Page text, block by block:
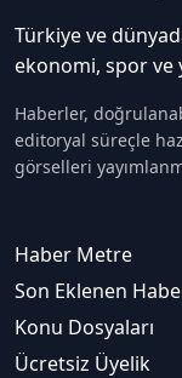
Türkiye ve
ekonomi, spor ve
Haberler,
editoryal süreçle
görselleri
Haber Metre
Son Eklenen
Konu Dosyaları
Ücretsiz Üyelik